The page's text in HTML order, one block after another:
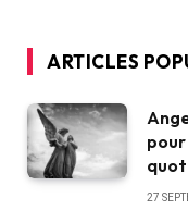
ARTICLES
27